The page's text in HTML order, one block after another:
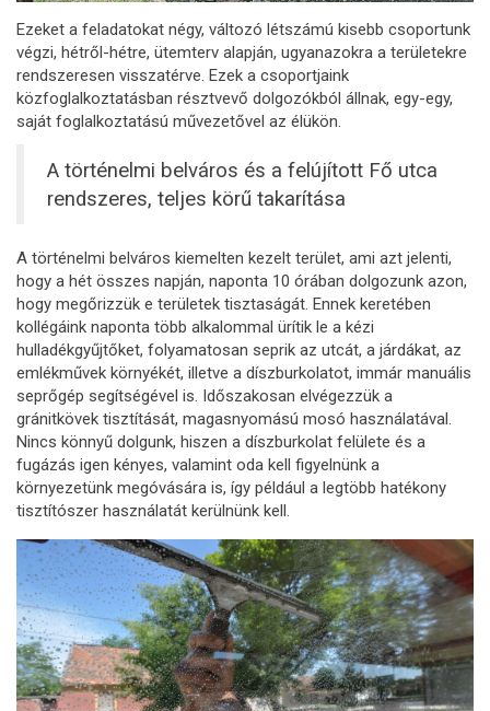
Ezeket a feladatokat négy, változó létszámú kisebb csoportunk
végzi, hétről-hétre, ütemterv alapján, ugyanazokra a területekre
rendszeresen visszatérve. Ezek a csoportjaink
közfoglalkoztatásban résztvevő dolgozókból állnak, egy-egy,
saját foglalkoztatású művezetővel az élükön.
A történelmi belváros és a felújított Fő utca
rendszeres, teljes körű takarítása
A történelmi belváros kiemelten kezelt terület, ami azt jelenti,
hogy a hét összes napján, naponta 10 órában dolgozunk azon,
hogy megőrizzük e területek tisztaságát. Ennek keretében
kollégáink naponta több alkalommal ürítik le a kézi
hulladékgyűjtőket, folyamatosan seprik az utcát, a járdákat, az
emlékművek környékét, illetve a díszburkolatot, immár manuális
seprőgép segítségével is. Időszakosan elvégezzük a
gránitkövek tisztítását, magasnyomású mosó használatával.
Nincs könnyű dolgunk, hiszen a díszburkolat felülete és a
fugázás igen kényes, valamint oda kell figyelnünk a
környezetünk megóvására is, így például a legtöbb hatékony
tisztítószer használatát kerülnünk kell.